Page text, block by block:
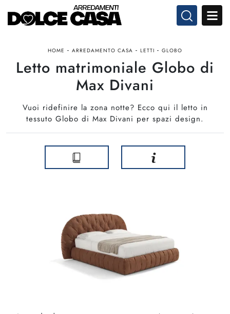
HOME - ARREDAMENTO CASA - LETTI - GLOBO
Letto matrimoniale Globo di
Max Divani
Vuoi ridefinire la zona notte? Ecco qui il letto in
tessuto Globo di Max Divani per spazi design.